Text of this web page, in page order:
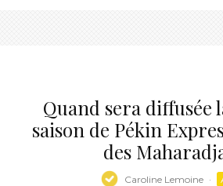
Quand sera diffusée
saison de Pékin
des
Caroline Lemoine ·